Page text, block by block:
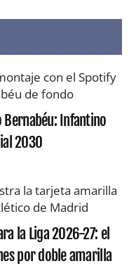
Bernabéu: Infantino
2030
la Liga 2026-27: el
por doble amarilla